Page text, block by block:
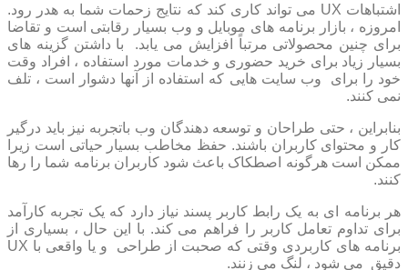
اشتباهات UX می تواند کاری کند که نتایج زحمات شما به هدر رود.
امروزه ، بازار برنامه های موبایل و وب بسیار رقابتی است و تقاضا
برای چنین محصولاتی مرتباً افزایش می یابد. با داشتن گزینه های
بسیار زیاد برای خرید حضوری و خدمات مورد استفاده ، افراد وقت
خود را برای وب سایت هایی که استفاده از آنها دشوار است ، تلف
نمی کنند.
بنابراین ، حتی طراحان و توسعه دهندگان وب باتجربه نیز باید درگیر
کار و محتوای کاربران باشند. حفظ مخاطب بسیار حیاتی است زیرا
ممکن است هرگونه اصطکاک باعث شود کاربران برنامه شما را رها
کنند.
هر برنامه ای به یک رابط کاربر پسند نیاز دارد که یک تجربه کارآمد
برای تداوم تعامل کاربر را فراهم می کند. با این حال ، بسیاری از
برنامه های کاربردی وقتی که صحبت از طراحی و یا واقعی با UX
دقیق می شود ، لنگ می زنند.